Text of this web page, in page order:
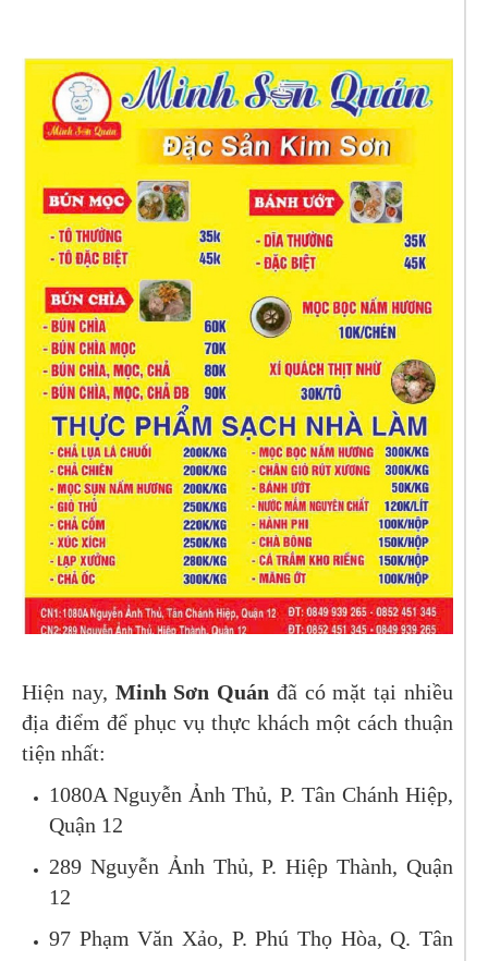
Hiện nay, Minh Sơn Quán đã có mặt tại nhiều
địa điểm để phục vụ thực khách một cách thuận
tiện nhất:
1080A Nguyễn Ảnh Thủ, P. Tân Chánh Hiệp,
Quận 12
289 Nguyễn Ảnh Thủ, P. Hiệp Thành, Quận
12
97 Phạm Văn Xảo, P. Phú Thọ Hòa, Q. Tân